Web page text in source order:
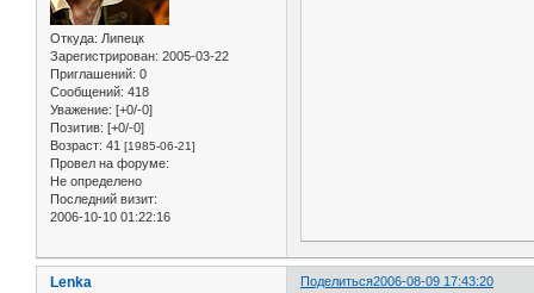
Откуда: Липецк
Зарегистрирован: 2005-03-22
Приглашений: 0
Сообщений: 418
Уважение: [+0/-0]
Позитив: [+0/-0]
Возраст: 41 [1985-06-21]
Провел на форуме:
Не определено
Последний визит:
2006-10-10 01:22:16
Поделиться2006-08-09 17:43:20
Lenka